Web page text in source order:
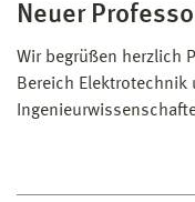
Neuer
Wir begrüßen herzlich
Bereich